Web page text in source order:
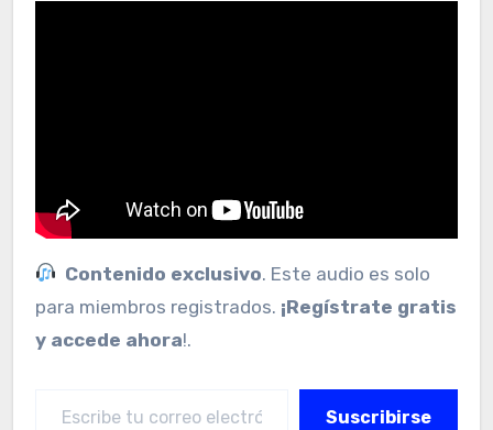
Contenido exclusivo. Este audio es solo
para miembros registrados. ¡Regístrate gratis
y accede ahora!.
Suscribirse